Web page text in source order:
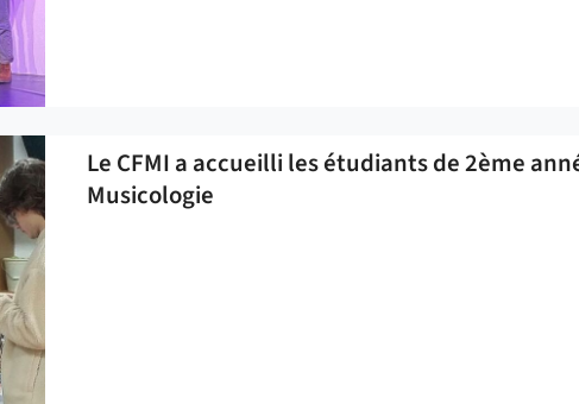
Le CFMI a accueilli les étudiants de 2ème
Musicologie